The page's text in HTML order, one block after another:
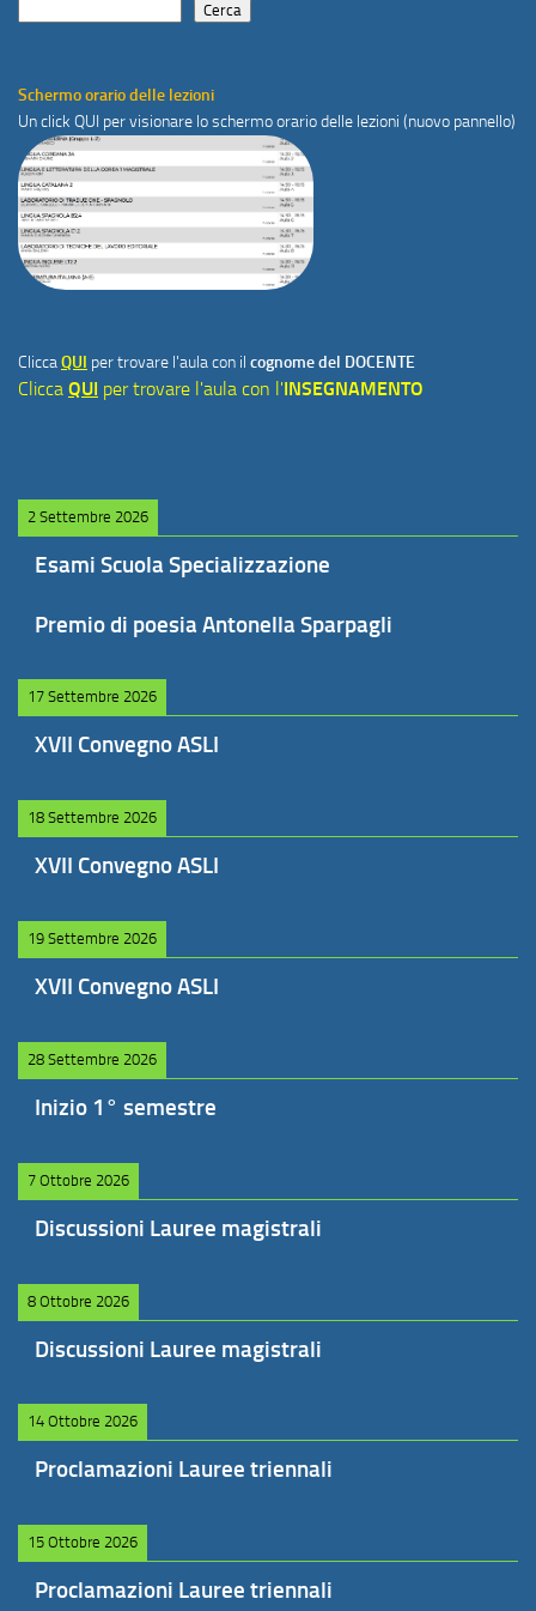
Cerca
Schermo orario delle lezioni
Un click QUI per visionare lo schermo orario delle lezioni (nuovo pannello)
CliccaQUI per trovare l'aula con il cognome del DOCENTE
Clicca QUI per trovare l'aula con l'INSEGNAMENTO
2 Settembre 2026
Esami Scuola Specializzazione
Premio di poesia Antonella Sparpagli
17 Settembre 2026
XVII Convegno ASLI
18 Settembre 2026
XVII Convegno ASLI
19 Settembre 2026
XVII Convegno ASLI
28 Settembre 2026
Inizio 1° semestre
7 Ottobre 2026
Discussioni Lauree magistrali
8 Ottobre 2026
Discussioni Lauree magistrali
14 Ottobre 2026
Proclamazioni Lauree triennali
15 Ottobre 2026
Proclamazioni Lauree triennali